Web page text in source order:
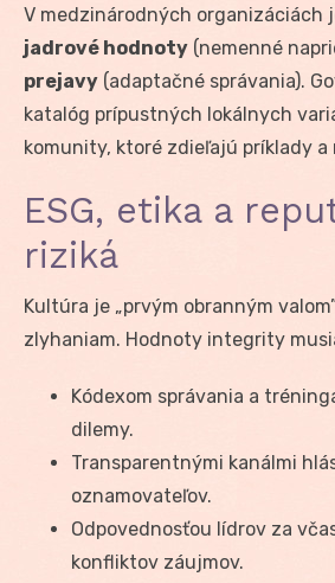
V medzinárodných organizáciách
jadrové hodnoty (nemenné
prejavy (adaptačné správania).
katalóg prípustných lokálnych
komunity, ktoré zdieľajú príklady a
ESG, etika a
riziká
Kultúra je „prvým obranným
zlyhaniam. Hodnoty integrity
Kódexom správania a
dilemy.
Transparentnými kanálmi
oznamovateľov.
Odpovednosťou lídrov za
konfliktov záujmov.